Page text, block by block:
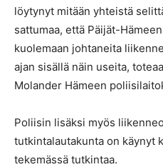
löytynyt mitään yhteistä
sattumaa, että Päijät-
kuolemaan johtaneita
ajan sisällä näin useita,
Molander Hämeen
Poliisin lisäksi myös
tutkintalautakunta on käynyt
tekemässä tutkintaa.